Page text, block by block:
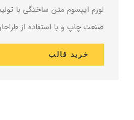
لورم ایپسوم متن ساختگی با
صنعت چاپ و با استفاده از
خرید قالب